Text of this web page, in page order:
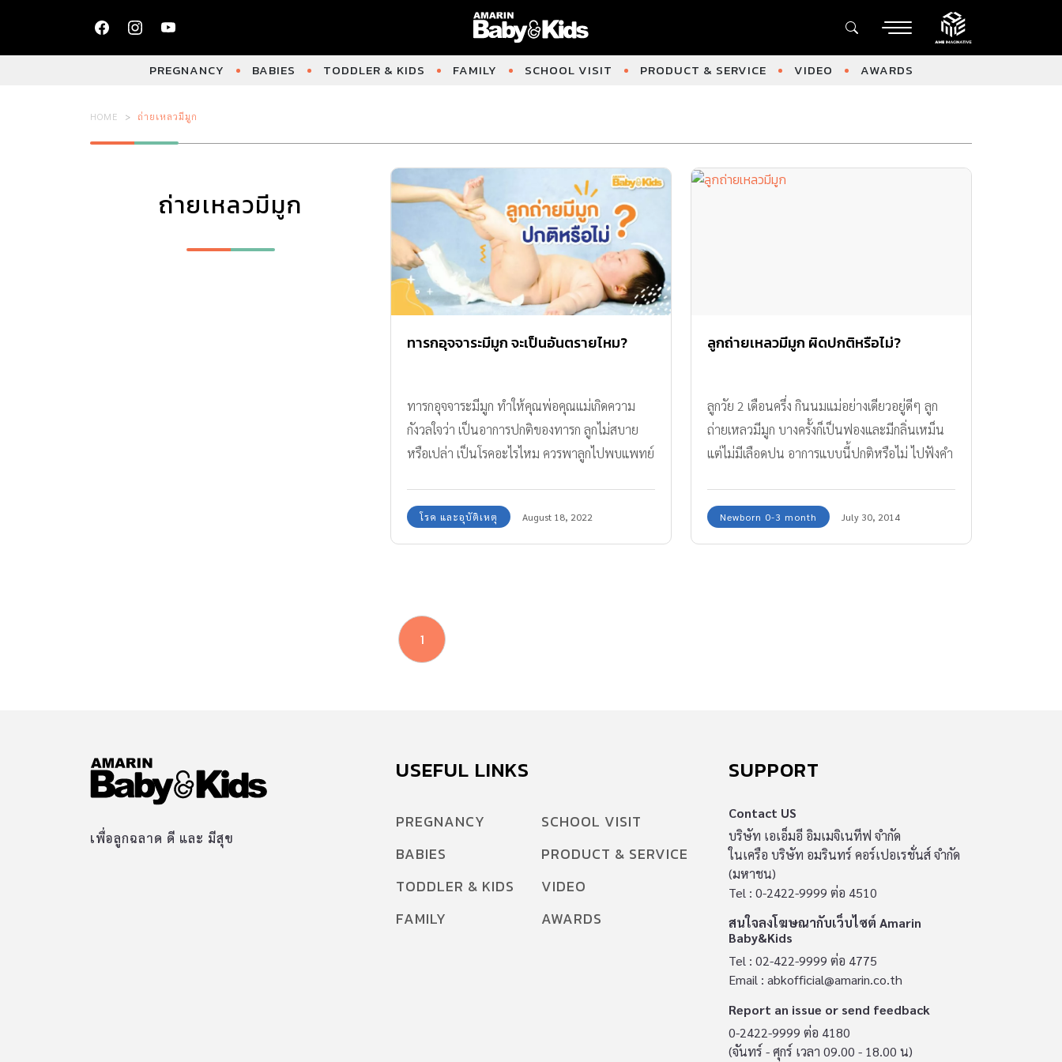
PREGNANCY BABIES TODDLER & KIDS FAMILY SCHOOL VISIT PRODUCT & SERVICE VIDEO AWARDS
HOME ถ่ายเหลวมีมูก
ถ่ายเหลวมีมูก
ทารกอุจจาระมีมูก จะเป็นอันตรายไหม?
ทารกอุจจาระมีมูก ทำให้คุณพ่อคุณแม่เกิดความ
กังวลใจว่า เป็นอาการปกติของทารก ลูกไม่สบาย
หรือเปล่า เป็นโรคอะไรไหม ควรพาลูกไปพบแพทย์
โรค และอุบัติเหตุ August 18, 2022
ลูกถ่ายเหลวมีมูก ผิดปกติหรือไม่?
ลูกวัย 2 เดือนครึ่ง กินนมแม่อย่างเดียวอยู่ดีๆ ลูก
ถ่ายเหลวมีมูก บางครั้งก็เป็นฟองและมีกลิ่นเหม็น
แต่ไม่มีเลือดปน อาการแบบนี้ปกติหรือไม่ ไปฟังคำ
Newborn 0-3 month July 30, 2014
1
เพื่อลูกฉลาด ดี และ มีสุข
USEFUL LINKS
PREGNANCY
BABIES
TODDLER & KIDS
FAMILY
SCHOOL VISIT
PRODUCT & SERVICE
VIDEO
AWARDS
SUPPORT
Contact US
บริษัท เอเอ็มอี อิมเมจิเนทีฟ จำกัด
ในเครือ บริษัท อมรินทร์ คอร์เปอเรชั่นส์ จำกัด
(มหาชน)
Tel : 0-2422-9999 ต่อ 4510
สนใจลงโฆษณากับเว็บไซต์ Amarin
Baby&Kids
Tel : 02-422-9999 ต่อ 4775
Email : abkofficial@amarin.co.th
Report an issue or send feedback
0-2422-9999 ต่อ 4180
(จันทร์ - ศุกร์ เวลา 09.00 - 18.00 น)